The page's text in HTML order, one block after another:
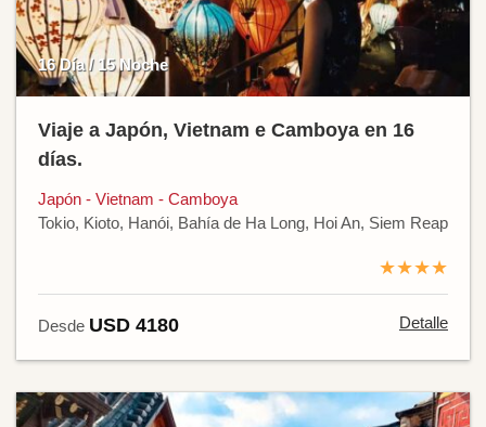
16 Día / 15 Noche
Viaje a Japón, Vietnam e Camboya en 16
días.
Japón - Vietnam - Camboya
Tokio, Kioto, Hanói, Bahía de Ha Long, Hoi An, Siem Reap
★★★★
Desde USD 4180 Detalle